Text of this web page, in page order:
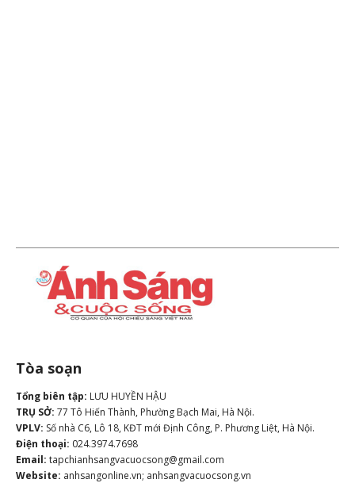
Tòa soạn
Tổng biên tập: LƯU HUYỀN HẬU
TRỤ SỞ: 77 Tô Hiến Thành, Phường Bạch Mai, Hà Nội.
VPLV: Số nhà C6, Lô 18, KĐT mới Định Công, P. Phương Liệt, Hà Nội.
Điện thoại: 024.3974.7698
Email: tapchianhsangvacuocsong@gmail.com
Website: anhsangonline.vn; anhsangvacuocsong.vn